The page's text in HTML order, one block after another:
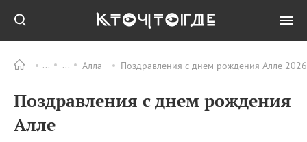
Алла Поздравления с днем рождения Алле
Поздравления с днем рождения
Алле
ПРАЗДНИКИ Все
06.08 Преображение
Господне у западных